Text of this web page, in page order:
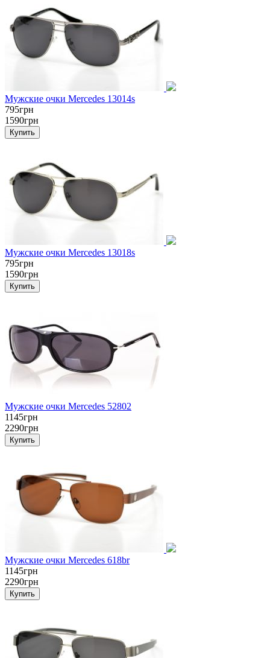
Мужские очки Mercedes 13014s
795грн
1590грн
Мужские очки Mercedes 13018s
795грн
1590грн
Мужские очки Mercedes 52802
1145грн
2290грн
Мужские очки Mercedes 618br
1145грн
2290грн